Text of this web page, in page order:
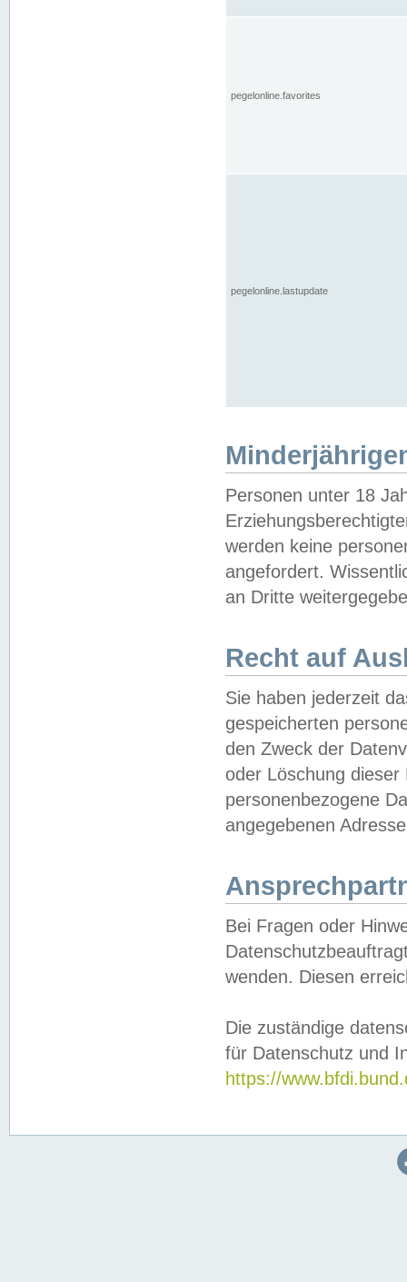
pegelonline.favorites
pegelonline.lastupdate
Personen unter 18
werden keine
angefordert.
an Dritte
Recht auf
Sie haben jederzeit
gespeicherten
den Zweck der
oder Löschung
personenbezogene
angegebenen
Bei Fragen oder
wenden. Diesen
Die zuständige
für Datenschutz und
https://